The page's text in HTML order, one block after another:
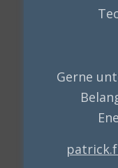
Gerne